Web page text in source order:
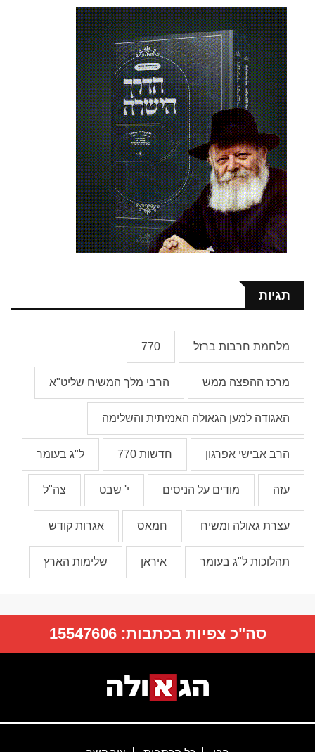
תגיות
מלחמת חרבות ברזל 770
מרכז ההפצה ממש הרבי מלך המשיח שליט"א
האגודה למען הגאולה האמיתית והשלימה
הרב אבישי אפרגון חדשות 770 ל"ג בעומר
עזה מודים על הניסים י' שבט צה"ל
עצרת גאולה ומשיח חמאס אגרות קודש
תהלוכות ל"ג בעומר איראן שלימות הארץ
סה"כ צפיות בכתבות:15547606